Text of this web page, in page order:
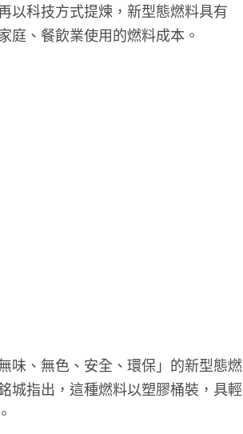
以科技方式提煉，新型態燃料具有
庭、餐飲業使用的燃料成本。
味、無色、安全、環保」的新型態燃
城指出，這種燃料以塑膠桶裝，具輕